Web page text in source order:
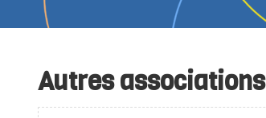
Autres associations